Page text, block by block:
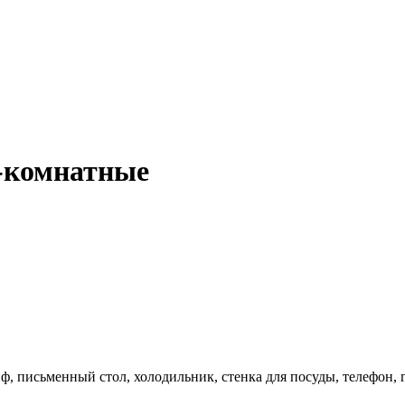
письменный стол, холодильник, стенка для посуды, телефон,